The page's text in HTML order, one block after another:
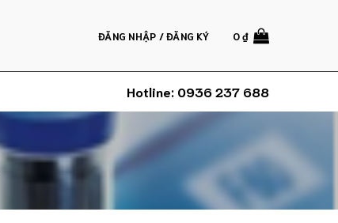
ĐĂNG NHẬP / ĐĂNG KÝ 0₫
Hotline: 0936 237 688